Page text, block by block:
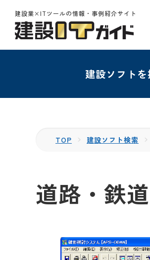
建設業×ITツールの情報・事例紹介サイト
建設ソフト
TOP 建設ソフト検索
道路・鉄